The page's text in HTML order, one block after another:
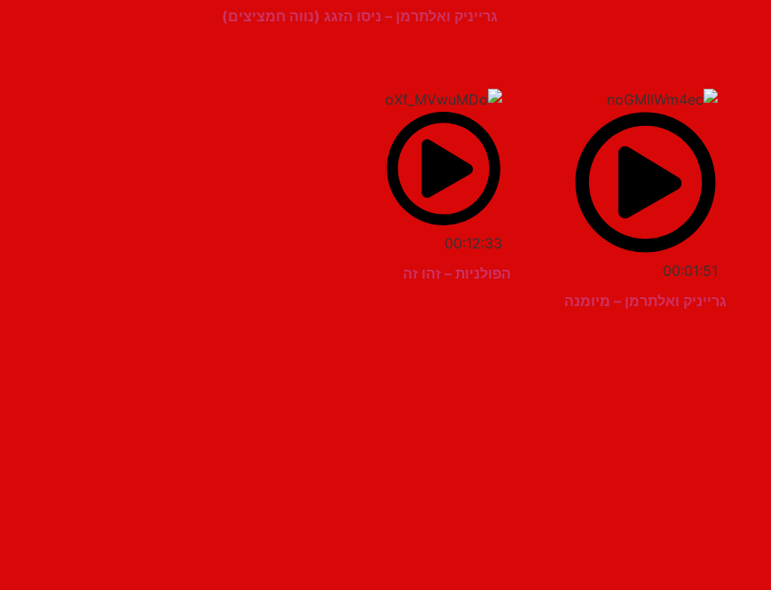
גרייניק ואלתרמן – ניסו הזגג (נווה חמציצים)
00:01:51
גרייניק ואלתרמן – מיומנה
00:12:33
הפולניות – זהו זה